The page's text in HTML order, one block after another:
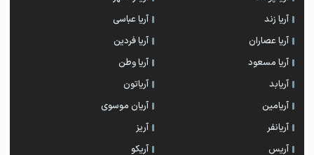
آریا زند
آریا عباسی
آریا عصاران
آریا فردین
آریا مسعود
آریا وطن
آریابد
آریاتون
آریامین
آریان موسوی
آریانفر
آریز
آریس
آریکو